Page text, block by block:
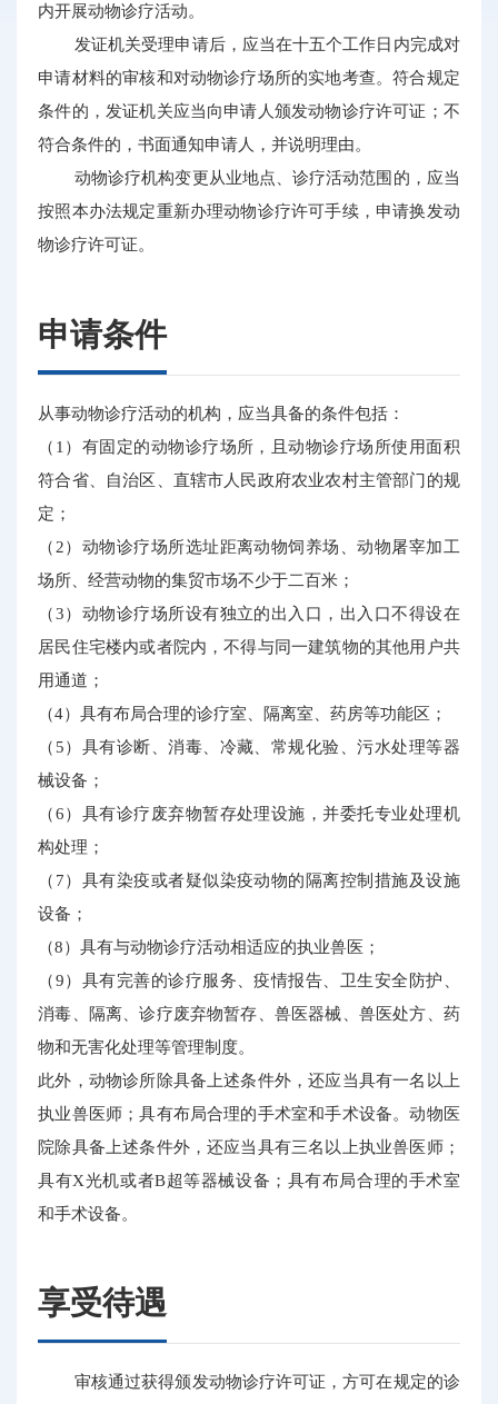
内开展动物诊疗活动。
发证机关受理申请后，应当在十五个工作日内完成对
申请材料的审核和对动物诊疗场所的实地考查。符合规定
条件的，发证机关应当向申请人颁发动物诊疗许可证；不
符合条件的，书面通知申请人，并说明理由。
动物诊疗机构变更从业地点、诊疗活动范围的，应当
按照本办法规定重新办理动物诊疗许可手续，申请换发动
物诊疗许可证。
申请条件
从事动物诊疗活动的机构，应当具备的条件包括：
（1）有固定的动物诊疗场所，且动物诊疗场所使用面积
符合省、自治区、直辖市人民政府农业农村主管部门的规
定；
（2）动物诊疗场所选址距离动物饲养场、动物屠宰加工
场所、经营动物的集贸市场不少于二百米；
（3）动物诊疗场所设有独立的出入口，出入口不得设在
居民住宅楼内或者院内，不得与同一建筑物的其他用户共
用通道；
（4）具有布局合理的诊疗室、隔离室、药房等功能区；
（5）具有诊断、消毒、冷藏、常规化验、污水处理等器
械设备；
（6）具有诊疗废弃物暂存处理设施，并委托专业处理机
构处理；
（7）具有染疫或者疑似染疫动物的隔离控制措施及设施
设备；
（8）具有与动物诊疗活动相适应的执业兽医；
（9）具有完善的诊疗服务、疫情报告、卫生安全防护、
消毒、隔离、诊疗废弃物暂存、兽医器械、兽医处方、药
物和无害化处理等管理制度。
此外，动物诊所除具备上述条件外，还应当具有一名以上
执业兽医师；具有布局合理的手术室和手术设备。动物医
院除具备上述条件外，还应当具有三名以上执业兽医师；
具有X光机或者B超等器械设备；具有布局合理的手术室
和手术设备。
享受待遇
审核通过获得颁发动物诊疗许可证，方可在规定的诊